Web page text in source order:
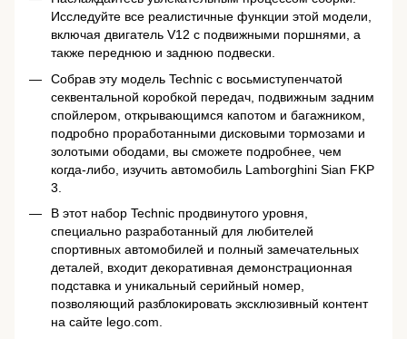
Исследуйте все реалистичные функции этой модели,
включая двигатель V12 с подвижными поршнями, а
также переднюю и заднюю подвески.
Собрав эту модель Technic с восьмиступенчатой ​​
секвентальной коробкой передач, подвижным задним
спойлером, открывающимся капотом и багажником,
подробно проработанными дисковыми тормозами и
золотыми ободами, вы сможете подробнее, чем
когда-либо, изучить автомобиль Lamborghini Sian FKP
3.
В этот набор Technic продвинутого уровня,
специально разработанный для любителей
спортивных автомобилей и полный замечательных
деталей, входит декоративная демонстрационная
подставка и уникальный серийный номер,
позволяющий разблокировать эксклюзивный контент
на сайте lego.com.